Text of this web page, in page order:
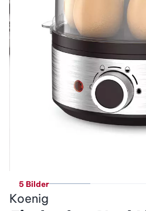
5 Bilder
Koenig